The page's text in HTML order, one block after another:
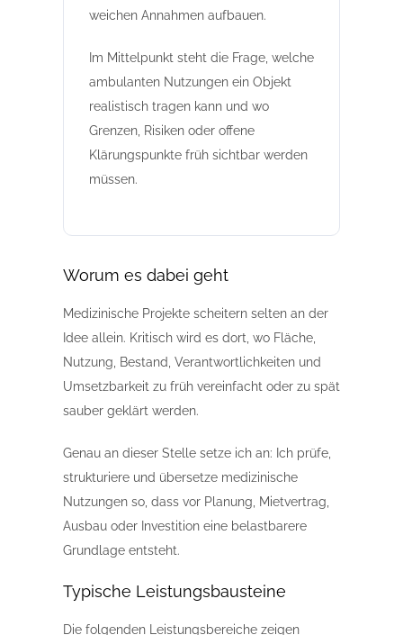
weichen Annahmen aufbauen.
Im Mittelpunkt steht die Frage, welche
ambulanten Nutzungen ein Objekt
realistisch tragen kann und wo
Grenzen, Risiken oder offene
Klärungspunkte früh sichtbar werden
müssen.
Worum es dabei geht
Medizinische Projekte scheitern selten an der
Idee allein. Kritisch wird es dort, wo Fläche,
Nutzung, Bestand, Verantwortlichkeiten und
Umsetzbarkeit zu früh vereinfacht oder zu spät
sauber geklärt werden.
Genau an dieser Stelle setze ich an: Ich prüfe,
strukturiere und übersetze medizinische
Nutzungen so, dass vor Planung, Mietvertrag,
Ausbau oder Investition eine belastbarere
Grundlage entsteht.
Typische Leistungsbausteine
Die folgenden Leistungsbereiche zeigen